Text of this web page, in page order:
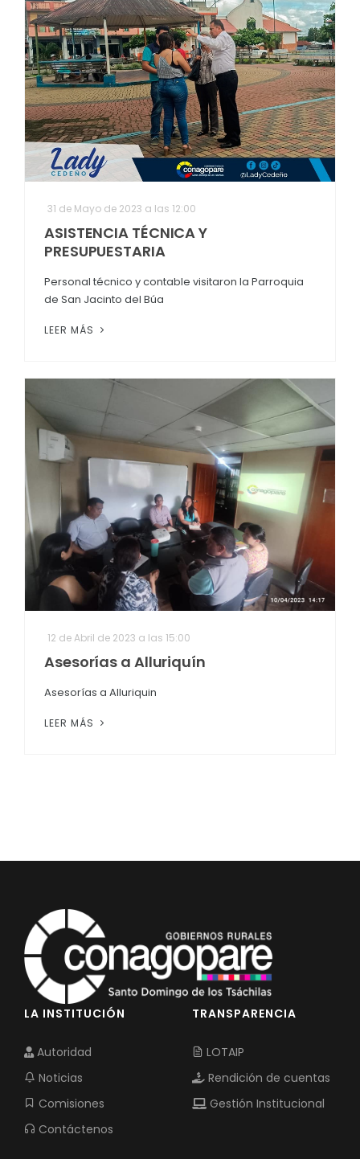
31 de Mayo de 2023 a las 12:00
ASISTENCIA TÉCNICA Y
PRESUPUESTARIA
Personal técnico y contable visitaron la Parroquia
de San Jacinto del Búa
LEER MÁS
12 de Abril de 2023 a las 15:00
Asesorías a Alluriquín
Asesorías a Alluriquin
LEER MÁS
LA INSTITUCIÓN
Autoridad
Noticias
Comisiones
Contáctenos
TRANSPARENCIA
LOTAIP
Rendición de cuentas
Gestión Institucional